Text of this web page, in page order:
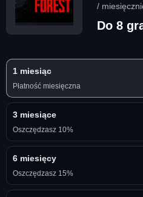
/
Do 8
1 miesiąc
Płatność miesięczna
3 miesiące
Oszczędzasz 10%
6 miesięcy
Oszczędzasz 15%